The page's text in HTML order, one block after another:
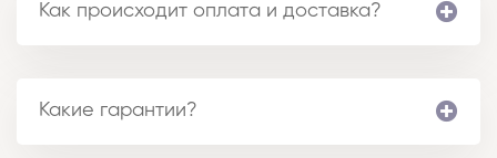
Как происходит оплата и доставка?
Какие гарантии?